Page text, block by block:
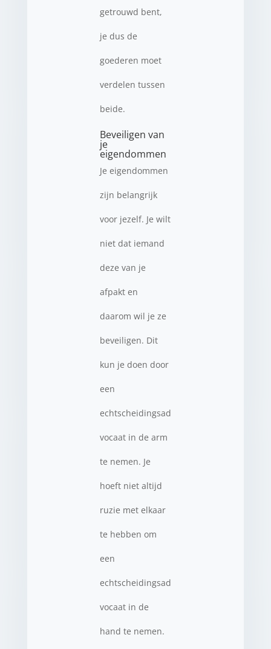
getrouwd bent,
je dus de
goederen moet
verdelen tussen
beide.
Beveiligen van
je
eigendommen
Je eigendommen
zijn belangrijk
voor jezelf. Je wilt
niet dat iemand
deze van je
afpakt en
daarom wil je ze
beveiligen. Dit
kun je doen door
een
echtscheidingsad
vocaat in de arm
te nemen. Je
hoeft niet altijd
ruzie met elkaar
te hebben om
een
echtscheidingsad
vocaat in de
hand te nemen.